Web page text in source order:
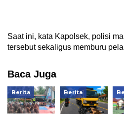
Saat ini, kata Kapolsek, polisi
tersebut sekaligus memburu
Baca Juga
Berita Berita